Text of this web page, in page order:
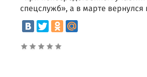
спецслужб», а в марте вернулся